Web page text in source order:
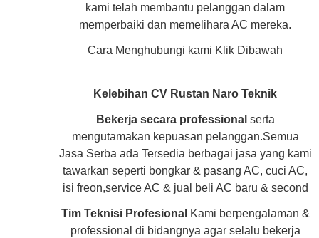
kami telah membantu pelanggan dalam
memperbaiki dan memelihara AC mereka.
Cara Menghubungi kami Klik Dibawah
Kelebihan CV Rustan Naro Teknik
Bekerja secara professional serta
mengutamakan kepuasan pelanggan.Semua
Jasa Serba ada Tersedia berbagai jasa yang kami
tawarkan seperti bongkar & pasang AC, cuci AC,
isi freon,service AC & jual beli AC baru & second
Tim Teknisi Profesional Kami berpengalaman &
professional di bidangnya agar selalu bekerja